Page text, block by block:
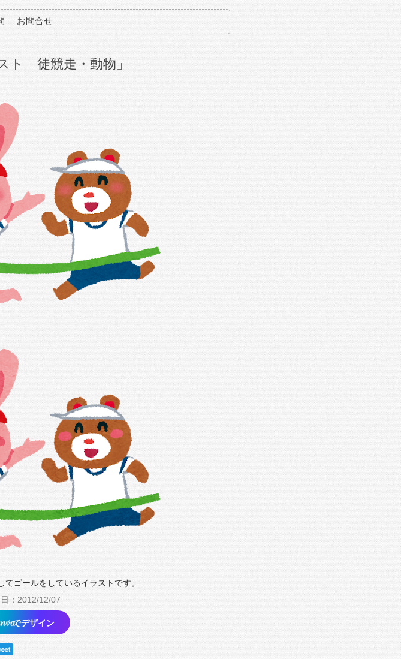
お問合せ
ト「徒競走・動物」
てゴールをしているイラストです。
：2012/12/07
でデザイン